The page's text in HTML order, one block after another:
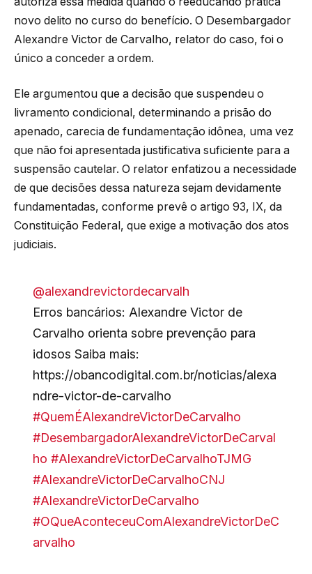
novo delito no curso do benefício. O Desembargador
Alexandre Victor de Carvalho, relator do caso, foi o
único a conceder a ordem.
Ele argumentou que a decisão que suspendeu o
livramento condicional, determinando a prisão do
apenado, carecia de fundamentação idônea, uma vez
que não foi apresentada justificativa suficiente para a
suspensão cautelar. O relator enfatizou a necessidade
de que decisões dessa natureza sejam devidamente
fundamentadas, conforme prevê o artigo 93, IX, da
Constituição Federal, que exige a motivação dos atos
judiciais.
@alexandrevictordecarvalh
Erros bancários: Alexandre Victor de
Carvalho orienta sobre prevenção para
idosos Saiba mais:
https://obancodigital.com.br/noticias/alexa
ndre-victor-de-carvalho
#QuemÉAlexandreVictorDeCarvalho
#DesembargadorAlexandreVictorDeCarval
ho #AlexandreVictorDeCarvalhoTJMG
#AlexandreVictorDeCarvalhoCNJ
#AlexandreVictorDeCarvalho
#OQueAconteceuComAlexandreVictorDeC
arvalho